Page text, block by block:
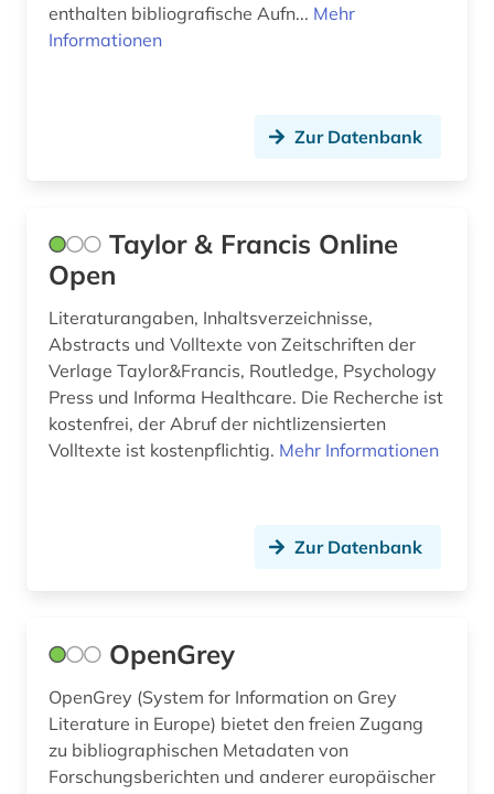
darstellende kunst (2)
deutschland (12)
didaktik (1)
digitale noten (1)
discovery service (1)
druckwerk (15)
dänemark (1)
edition (2)
einführung (1)
Makedonien (1)
Niedersachsen (1)
Norwegen (1)
Oesterreich (6)
Schweden (1)
Schweiz (15)
Serbien (1)
enthalten bibliografische Aufn... Mehr
Informationen
Zur Datenbank
Taylor & Francis Online
Open
Literaturangaben, Inhaltsverzeichnisse,
Abstracts und Volltexte von Zeitschriften der
Verlage Taylor&Francis, Routledge, Psychology
Press und Informa Healthcare. Die Recherche ist
kostenfrei, der Abruf der nichtlizensierten
Volltexte ist kostenpflichtig. Mehr Informationen
Zur Datenbank
OpenGrey
OpenGrey (System for Information on Grey
Literature in Europe) bietet den freien Zugang
zu bibliographischen Metadaten von
Forschungsberichten und anderer europäischer